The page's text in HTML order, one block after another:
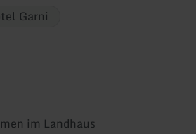
Garni
im Landhaus